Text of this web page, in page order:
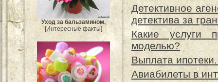
Уход за бальзамином.
[Интересные факты]
Детективное
детектива за
Какие услуги
моделью?
Выплата
Авиабилеты в